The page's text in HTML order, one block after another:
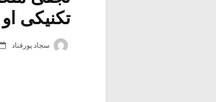
تکنیکی او
سجاد پورقناد